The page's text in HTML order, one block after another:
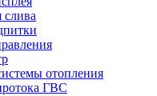
слива
отопления
ГВС